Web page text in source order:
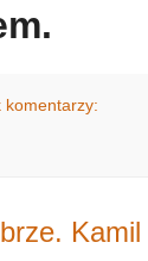
komentarzy: